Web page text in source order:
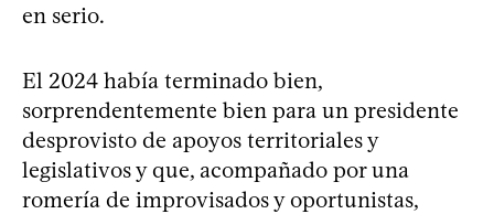
en serio.
El 2024 había terminado bien,
sorprendentemente bien para un presidente
desprovisto de apoyos territoriales y
legislativos y que, acompañado por una
romería de improvisados y oportunistas,